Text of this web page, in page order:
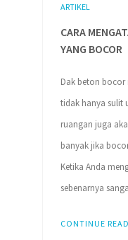
ARTIKEL
CARA
YANG BOCOR
Dak beton bocor
tidak hanya sulit
ruangan juga
banyak jika
Ketika Anda
sebenarnya
CONTINUE